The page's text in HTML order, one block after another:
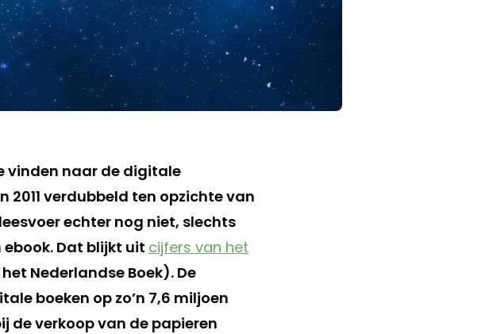
vinden naar de digitale
2011 verdubbeld ten opzichte van
echter nog niet, slechts
ebook. Dat blijkt uit cijfers van het
Nederlandse Boek). De
boeken op zo’n 7,6 miljoen
de verkoop van de papieren